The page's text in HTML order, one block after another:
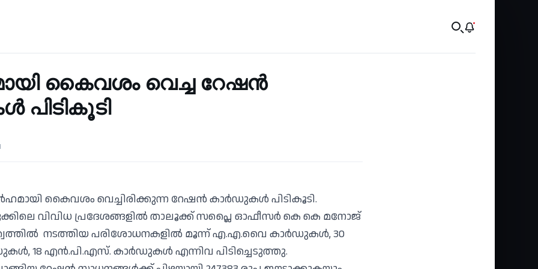
കൈവശം വെച്ച റേഷൻ
കൈവശം വെച്ചിരിക്കുന്ന റേഷൻ കാർഡുകൾ പിടികൂടി.
വിവിധ പ്രദേശങ്ങളിൽ താലൂക്ക് സപ്ലൈ ഓഫീസർ കെ കെ മനോജ്
നടത്തിയ പരിശോധനകളിൽ മൂന്ന് എ.എ.വൈ കാർഡുകൾ, 30
18 എൻ.പി.എസ്. കാർഡുകൾ എന്നിവ പിടിച്ചെടുത്തു.